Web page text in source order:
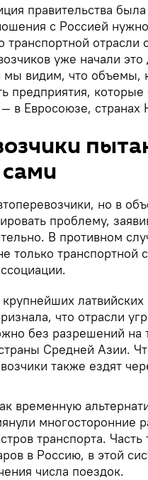
правительства
с Россией
транспортной
уже начали
видим, что объемы,
предприятия,
в Евросоюзе,
но в
проблему,
В противном
только транспортной
что отрасли
без разрешений на
Средней Азии.
также ездят
временную
многосторонние
транспорта.
в Россию, в этой
числа поездок.